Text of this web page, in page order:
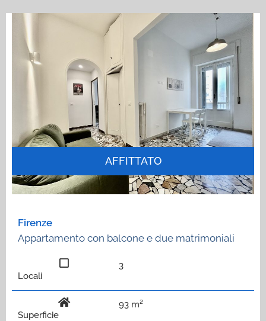
AFFITTATO
Firenze
Appartamento con balcone e due matrimoniali
Locali
3
Superficie
93 m²